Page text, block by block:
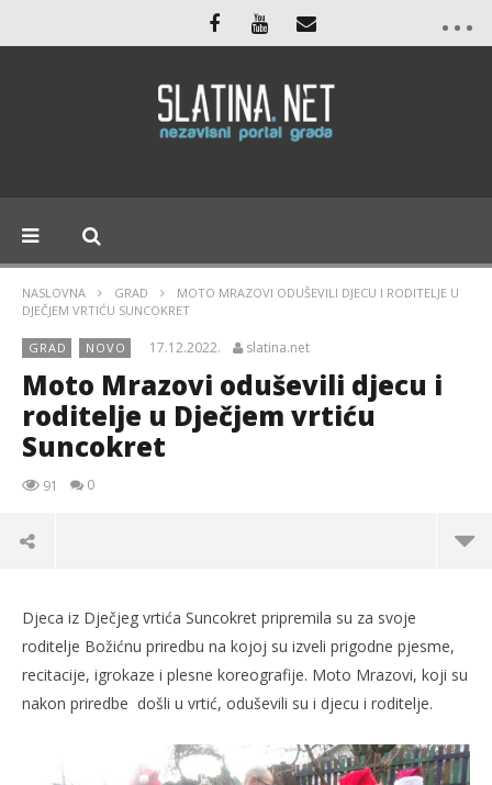
NASLOVNA GRAD
MOTO MRAZOVI ODUŠEVILI DJECU I RODITELJE U
DJEČJEM VRTIĆU SUNCOKRET
GRAD NOVO 17.12.2022. slatina.net
Moto Mrazovi oduševili djecu i
roditelje u Dječjem vrtiću
Suncokret
91 0
Djeca iz Dječjeg vrtića Suncokret pripremila su za svoje
roditelje Božićnu priredbu na kojoj su izveli prigodne pjesme,
recitacije, igrokaze i plesne koreografije. Moto Mrazovi, koji su
nakon priredbe došli u vrtić, oduševili su i djecu i roditelje.